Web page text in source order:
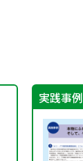
実践事例